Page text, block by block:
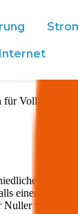
für Vollkasko,
einen starken
Stufe.